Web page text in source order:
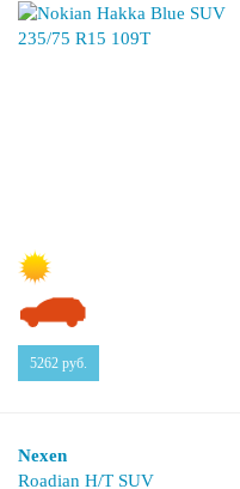
5262 руб.
Nexen
Roadian H/T SUV